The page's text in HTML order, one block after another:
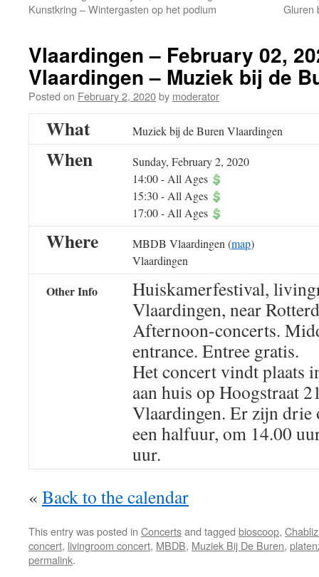
Kunstkring – Wintergasten op het podium
Gluren
Vlaardingen – February 02,
Vlaardingen – Muziek bij de
Posted on February 2, 2020by moderator
What Muziek bij de Buren Vlaardingen
When
Sunday, February 2, 2020
14:00- All Ages
15:30- All Ages
17:00- All Ages
Where MBDB Vlaardingen (map)
Vlaardingen
Other Info
Huiskamerfestival,
Vlaardingen, near
Afternoon-concerts.
entrance. Entree gratis.
Het concert vindt plaats
aan huis op Hoogstraat
Vlaardingen. Er zijn drie
een halfuur, om 14.00
uur.
« Back to the calendar
This entry was posted in Concertsand tagged bioscoop,
concert, livingroom concert, MBDB, Muziek Bij De Buren,
permalink.